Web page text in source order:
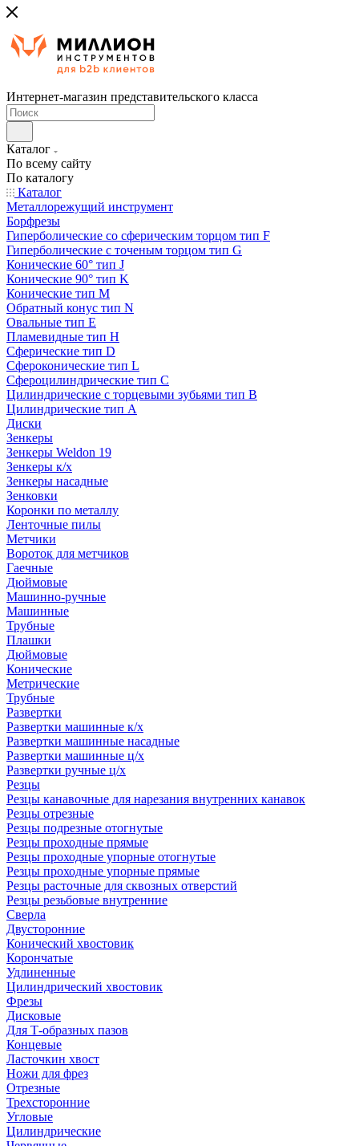
Интернет-магазин представительского класса
Каталог
По всему сайту
По каталогу
Каталог
Металлорежущий инструмент
Борфрезы
Гиперболические cо сферическим торцом тип F
Гиперболические с точеным торцом тип G
Конические 60° тип J
Конические 90° тип K
Конические тип M
Обратный конус тип N
Овальные тип E
Пламевидные тип H
Сферические тип D
Сфероконические тип L
Сфероцилиндрические тип C
Цилиндрические с торцевыми зубьями тип B
Цилиндрические тип А
Диски
Зенкеры
Зенкеры Weldon 19
Зенкеры к/х
Зенкеры насадные
Зенковки
Коронки по металлу
Ленточные пилы
Метчики
Вороток для метчиков
Гаечные
Дюймовые
Машинно-ручные
Машинные
Трубные
Плашки
Дюймовые
Конические
Метрические
Трубные
Развертки
Развертки машинные к/х
Развертки машинные насадные
Развертки машинные ц/х
Развертки ручные ц/х
Резцы
Резцы канавочные для нарезания внутренних канавок
Резцы отрезные
Резцы подрезные отогнутые
Резцы проходные прямые
Резцы проходные упорные отогнутые
Резцы проходные упорные прямые
Резцы расточные для сквозных отверстий
Резцы резьбовые внутренние
Сверла
Двусторонние
Конический хвостовик
Корончатые
Удлиненные
Цилиндрический хвостовик
Фрезы
Дисковые
Для Т-образных пазов
Концевые
Ласточкин хвост
Ножи для фрез
Отрезные
Трехсторонние
Угловые
Цилиндрические